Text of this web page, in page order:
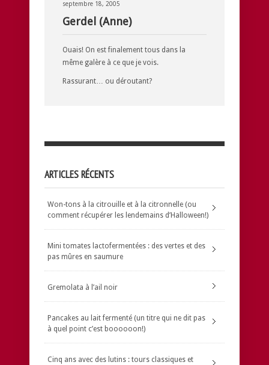
septembre 18, 2005
Gerdel (Anne)
Ouais! On est finalement tous dans la
même galère à ce que je vois.
Rassurant… ou déroutant?
ARTICLES RÉCENTS
Won-tons à la citrouille et à la citronnelle (ou
comment récupérer les lendemains d’Halloween!)
Mini tomates lactofermentées : des vertes et des
pas mûres en saumure
Gremolata à l’ail noir
Pancakes au lait fermenté (un titre qui ne dit pas
à quel point c’est boooooon!)
Cinq ans avec des lutins : tours classiques et